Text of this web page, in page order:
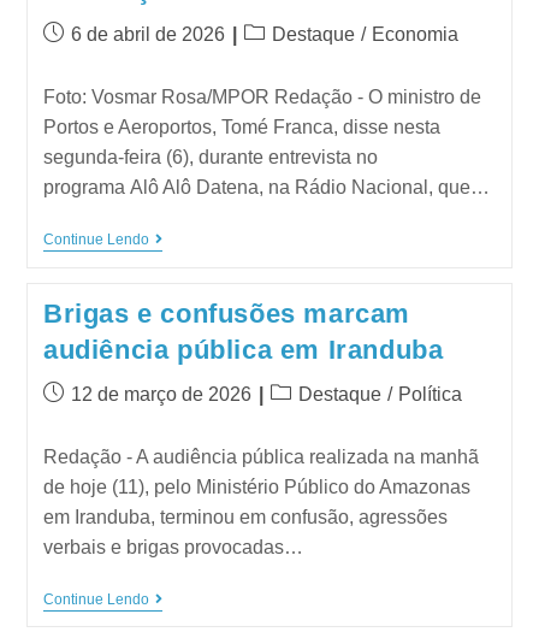
6 de abril de 2026 Destaque / Economia
Foto: Vosmar Rosa/MPOR Redação - O ministro de
Portos e Aeroportos, Tomé Franca, disse nesta
segunda-feira (6), durante entrevista no
programa Alô Alô Datena, na Rádio Nacional, que…
Continue Lendo
Brigas e confusões marcam
audiência pública em Iranduba
12 de março de 2026 Destaque / Política
Redação - A audiência pública realizada na manhã
de hoje (11), pelo Ministério Público do Amazonas
em Iranduba, terminou em confusão, agressões
verbais e brigas provocadas…
Continue Lendo